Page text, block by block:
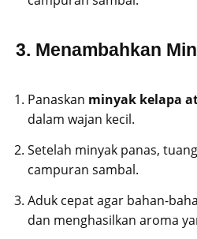
3. Menambahkan
Panaskan minyak kelapa
dalam wajan kecil.
Setelah minyak panas,
campuran sambal.
Aduk cepat agar bahan-
dan menghasilkan aroma